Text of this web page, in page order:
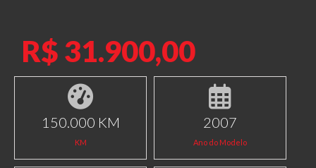
R$ 31.900,00
150.000 KM
KM
2007
Ano do Modelo